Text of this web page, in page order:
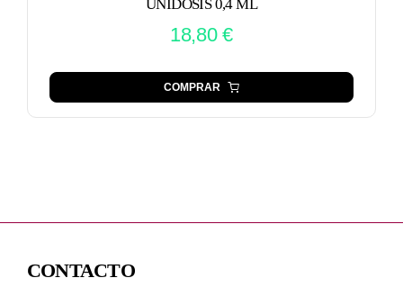
UNIDOSIS 0,4 ML
18,80€
COMPRAR
CONTACTO